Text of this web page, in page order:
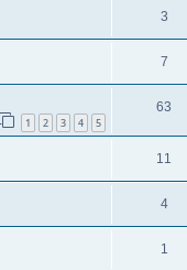
3
7
1 2 3 4 5
63
11
4
1